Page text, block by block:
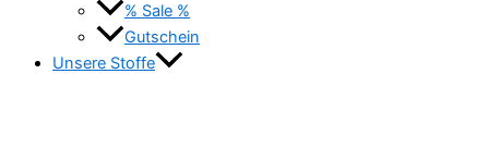
% Sale %
Gutschein
Unsere Stoffe